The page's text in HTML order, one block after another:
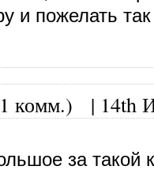
и пожелать
комм.) | 14th
за такой